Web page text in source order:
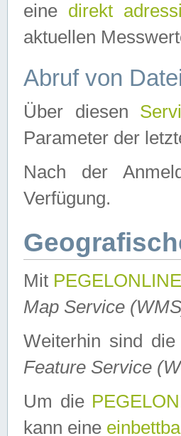
eine direkt
aktuellen
Abruf von
Über diesen
Parameter der
Nach der
Verfügung.
Mit
Map Service
Weiterhin sind
Feature Service
Um die
kann eine